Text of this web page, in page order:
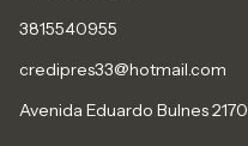
3815540955
credipres33@hotmail.com
Avenida Eduardo Bulnes 2170